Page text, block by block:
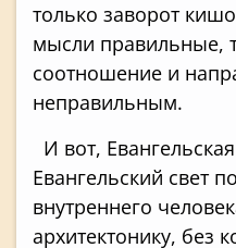
только заворот
мысли правильные,
соотношение и
неправильным.
И вот,
Евангельский свет
внутреннего
архитектонику, без